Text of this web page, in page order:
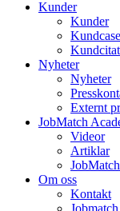
Kunder
Kunder
Kundcase
Kundcitat
Nyheter
Nyheter
Externt
JobMatch
Videor
Artiklar
Om oss
Kontakt